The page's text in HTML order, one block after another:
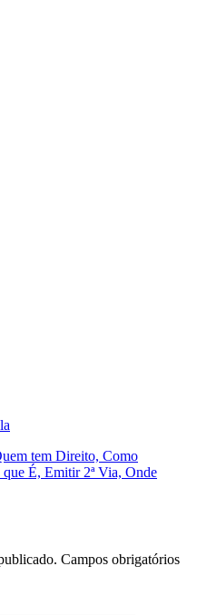
tem Direito, Como
É, Emitir 2ª Via, Onde
Campos obrigatórios